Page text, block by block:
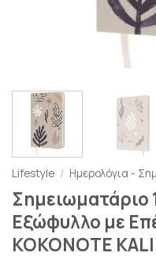
Lifestyle / Ημερολόγια -
Σημειωματάριο
Εξώφυλλο με
KOKONOTE